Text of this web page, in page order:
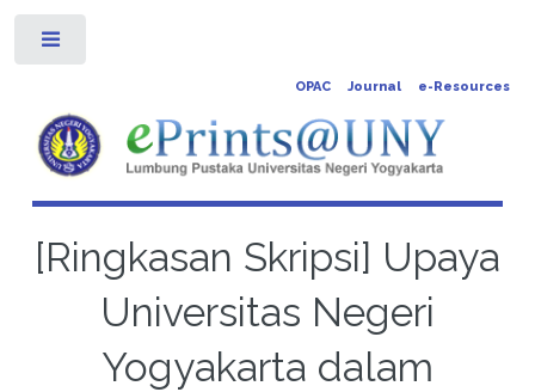
OPAC Journal e-Resources
[Ringkasan Skripsi] Upaya
Universitas Negeri
Yogyakarta dalam